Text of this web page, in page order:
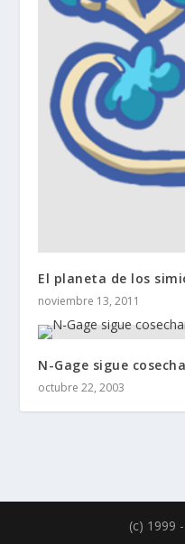
El planeta de los
noviembre 13, 2011
N-Gage sigue
octubre 22, 2003
(c) 1999